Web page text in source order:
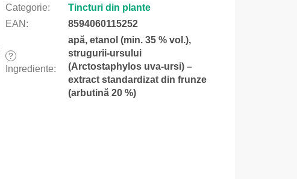
Categorie:
Tincturi din plante
EAN : 8594060115252
?
Ingrediente:
apă, etanol (min. 35 % vol.),
strugurii-ursului
(Arctostaphylos uva-ursi) –
extract standardizat din frunze
(arbutină 20 %)